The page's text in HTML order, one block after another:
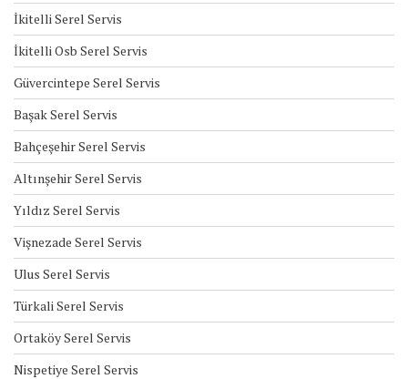
İkitelli Serel Servis
İkitelli Osb Serel Servis
Güvercintepe Serel Servis
Başak Serel Servis
Bahçeşehir Serel Servis
Altınşehir Serel Servis
Yıldız Serel Servis
Vişnezade Serel Servis
Ulus Serel Servis
Türkali Serel Servis
Ortaköy Serel Servis
Nispetiye Serel Servis